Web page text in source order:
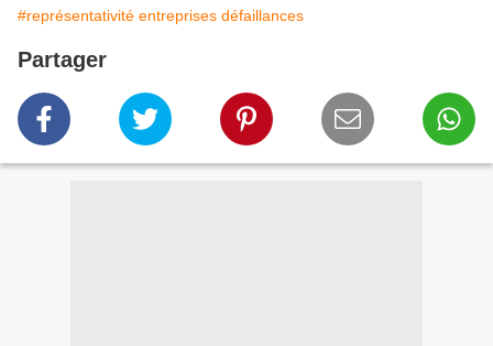
#représentativité entreprises défaillances
Partager